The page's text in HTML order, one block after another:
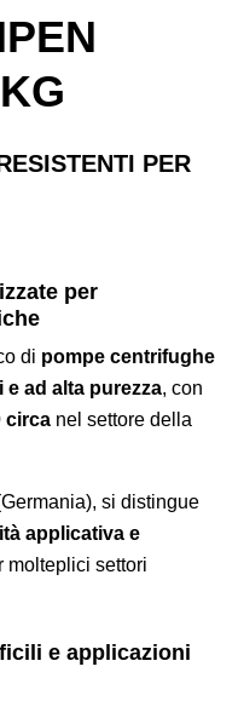
PER
per
di pompe centrifughe
ad alta purezza, con
circa nel settore della
si distingue
applicativa e
molteplici settori
e applicazioni